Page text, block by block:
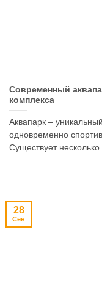
Современный
комплекса
Аквапарк –
одновременно
Существует
28
Сен